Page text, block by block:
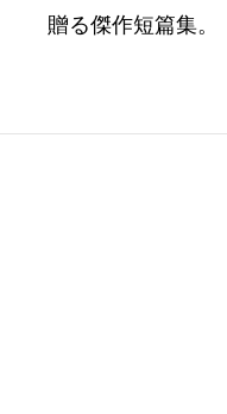
贈る傑作短篇集。